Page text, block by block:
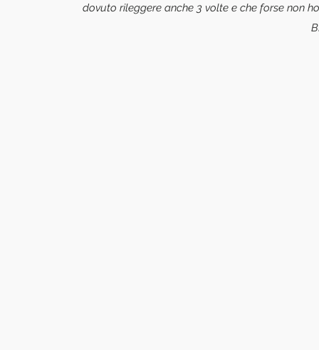
dovuto rileggere anche 3 volte e che forse non